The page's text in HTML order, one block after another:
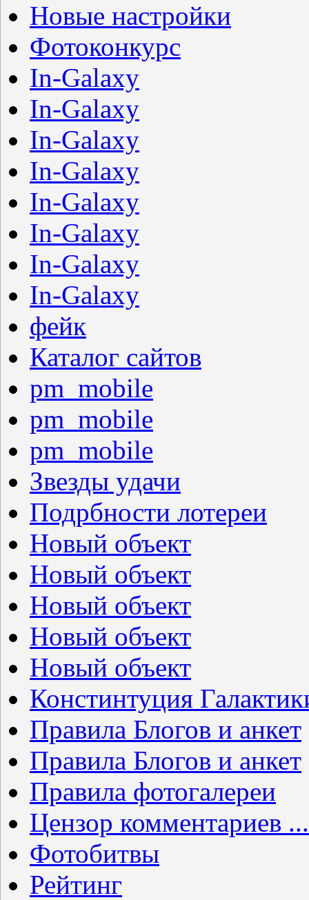
Новые настройки
Фотоконкурс
In-Galaxy
In-Galaxy
In-Galaxy
In-Galaxy
In-Galaxy
In-Galaxy
In-Galaxy
In-Galaxy
фейк
Каталог сайтов
pm_mobile
pm_mobile
pm_mobile
Звезды удачи
Подрбности лотереи
Новый объект
Новый объект
Новый объект
Новый объект
Новый объект
Констинтуция
Правила Блогов и анкет
Правила Блогов и анкет
Правила фотогалереи
Цензор комментариев ...
Фотобитвы
Рейтинг